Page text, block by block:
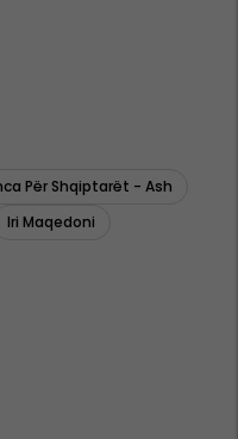
Për Shqiptarët - Ash
Iri Maqedoni